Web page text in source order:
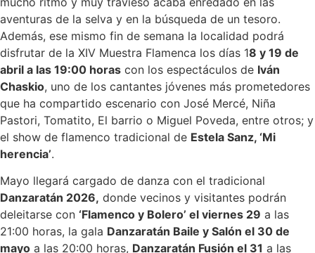
aventuras de la selva y en la búsqueda de un tesoro.
Además, ese mismo fin de semana la localidad podrá
disfrutar de la XIV Muestra Flamenca los días 18 y 19 de
abril a las 19:00 horas con los espectáculos de Iván
Chaskio, uno de los cantantes jóvenes más prometedores
que ha compartido escenario con José Mercé, Niña
Pastori, Tomatito, El barrio o Miguel Poveda, entre otros; y
el show de flamenco tradicional de Estela Sanz, ‘Mi
herencia’.
Mayo llegará cargado de danza con el tradicional
Danzaratán 2026, donde vecinos y visitantes podrán
deleitarse con ‘Flamenco y Bolero’ el viernes 29 a las
21:00 horas, la gala Danzaratán Baile y Salón el 30 de
mayo a las 20:00 horas, Danzaratán Fusión el 31 a las